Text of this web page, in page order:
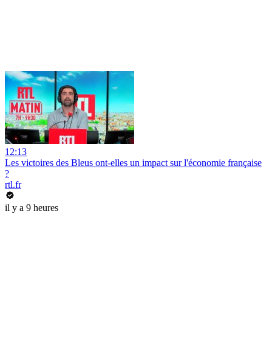
12:13
Les victoires des Bleus ont-elles un impact sur l'économie française
?
rtl.fr
il y a 9 heures